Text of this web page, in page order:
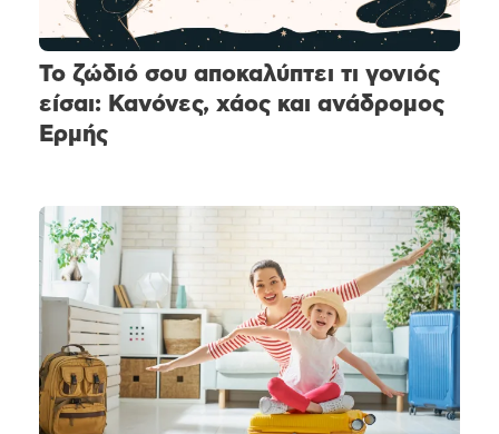
Το ζώδιό σου αποκαλύπτει τι γονιός
είσαι: Κανόνες, χάος και ανάδρομος
Ερμής